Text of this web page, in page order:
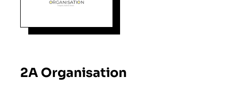
2A Organisation